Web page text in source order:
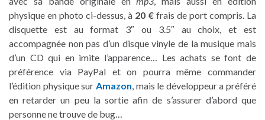
physique en photo ci-dessus, à 20 €frais de port compris. La
disquette est au format 3″ ou 3.5″ au choix, et est
accompagnée non pas d’un disque vinyle de la musique mais
d’un CD qui en imite l’apparence… Les achats se font de
préférence via PayPal et on pourra même commander
l’édition physique sur Amazon, mais le développeur a préféré
en retarder un peu la sortie afin de s’assurer d’abord que
personne ne trouve de bug…